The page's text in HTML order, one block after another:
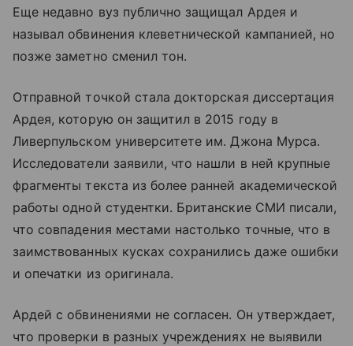
Еще недавно вуз публично защищал Ардея и
называл обвинения клеветнической кампанией, но
позже заметно сменил тон.
Отправной точкой стала докторская диссертация
Ардея, которую он защитил в 2015 году в
Ливерпульском университете им. Джона Мурса.
Исследователи заявили, что нашли в ней крупные
фрагменты текста из более ранней академической
работы одной студентки. Британские СМИ писали,
что совпадения местами настолько точные, что в
заимствованных кусках сохранились даже ошибки
и опечатки из оригинала.
Ардей с обвинениями не согласен. Он утверждает,
что проверки в разных учреждениях не выявили